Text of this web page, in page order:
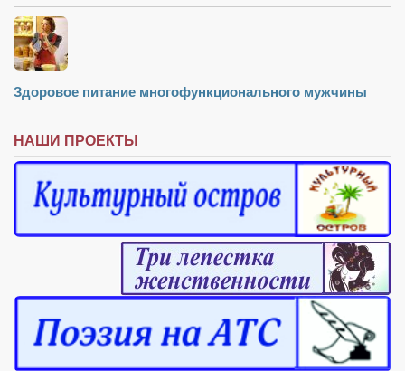
Здоровое питание многофункционального мужчины
НАШИ ПРОЕКТЫ